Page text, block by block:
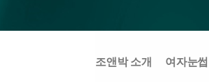
조앤박 소개 여자눈썹